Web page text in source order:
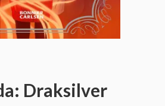
Draksilver